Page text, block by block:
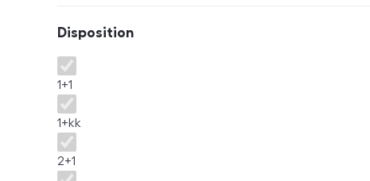
Disposition
Disposition
1+1
1+kk
2+1